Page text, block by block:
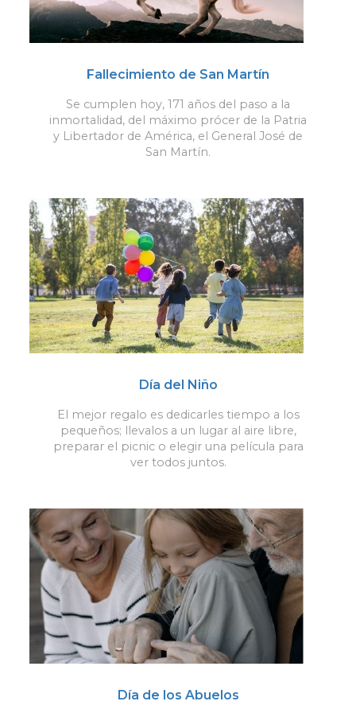
Fallecimiento de San Martín
Se cumplen hoy, 171 años del paso a la
inmortalidad, del máximo prócer de la Patria
y Libertador de América, el General José de
San Martín.
Día del Niño
El mejor regalo es dedicarles tiempo a los
pequeños; llevalos a un lugar al aire libre,
preparar el picnic o elegir una película para
ver todos juntos.
Día de los Abuelos